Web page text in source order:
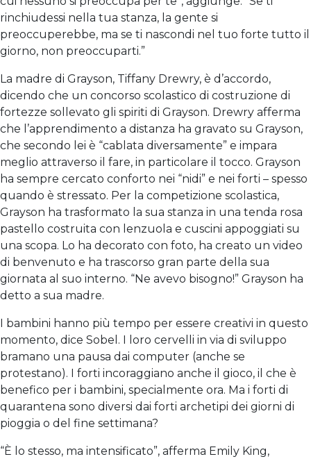
rinchiudessi nella tua stanza, la gente si
preoccuperebbe, ma se ti nascondi nel tuo forte tutto il
giorno, non preoccuparti.”
La madre di Grayson, Tiffany Drewry, è d’accordo,
dicendo che un concorso scolastico di costruzione di
fortezze sollevato gli spiriti di Grayson. Drewry afferma
che l’apprendimento a distanza ha gravato su Grayson,
che secondo lei è “cablata diversamente” e impara
meglio attraverso il fare, in particolare il tocco. Grayson
ha sempre cercato conforto nei “nidi” e nei forti – spesso
quando è stressato. Per la competizione scolastica,
Grayson ha trasformato la sua stanza in una tenda rosa
pastello costruita con lenzuola e cuscini appoggiati su
una scopa. Lo ha decorato con foto, ha creato un video
di benvenuto e ha trascorso gran parte della sua
giornata al suo interno. “Ne avevo bisogno!” Grayson ha
detto a sua madre.
I bambini hanno più tempo per essere creativi in ​​questo
momento, dice Sobel. I loro cervelli in via di sviluppo
bramano una pausa dai computer (anche se
protestano). I forti incoraggiano anche il gioco, il che è
benefico per i bambini, specialmente ora. Ma i forti di
quarantena sono diversi dai forti archetipi dei giorni di
pioggia o del fine settimana?
“È lo stesso, ma intensificato”, afferma Emily King,